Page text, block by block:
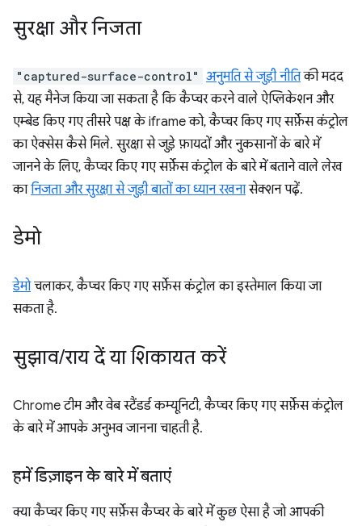
सुरक्षा और निजता
"captured-surface-control" अनुमति से जुड़ी नीतिकी मदद
से, यह मैनेज किया जा सकता है कि कैप्चर करने वाले ऐप्लिकेशन और
एम्बेड किए गए तीसरे पक्ष के iframe को, कैप्चर किए गए सर्फ़ेस कंट्रोल
का ऐक्सेस कैसे मिले. सुरक्षा से जुड़े फ़ायदों और नुकसानों के बारे में
जानने के लिए, कैप्चर किए गए सर्फ़ेस कंट्रोल के बारे में बताने वाले लेख
कानिजता और सुरक्षा से जुड़ी बातों का ध्यान रखनासेक्शन पढ़ें.
डेमो
डेमोचलाकर, कैप्चर किए गए सर्फ़ेस कंट्रोल का इस्तेमाल किया जा
सकता है.
सुझाव/राय दें या शिकायत करें
Chrome टीम और वेब स्टैंडर्ड कम्यूनिटी, कैप्चर किए गए सर्फ़ेस कंट्रोल
के बारे में आपके अनुभव जानना चाहती है.
हमें डिज़ाइन के बारे में बताएं
क्या कैप्चर किए गए सर्फ़ेस कैप्चर के बारे में कुछ ऐसा है जो आपकी